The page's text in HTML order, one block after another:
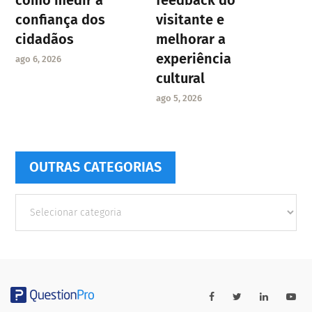
confiança dos
cidadãos
ago 6, 2026
visitante e
melhorar a
experiência
cultural
ago 5, 2026
OUTRAS CATEGORIAS
Categorias